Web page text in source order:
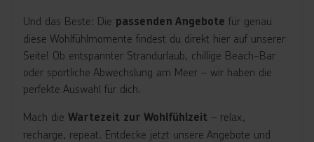
Und das Beste: Die passenden Angebote für genau
diese Wohlfühlmomente findest du direkt hier auf unserer
Seite! Ob entspannter Strandurlaub, chillige Beach-Bar
oder sportliche Abwechslung am Meer – wir haben die
perfekte Auswahl für dich.
Mach die Wartezeit zur Wohlfühlzeit – relax,
recharge, repeat. Entdecke jetzt unsere Angebote und